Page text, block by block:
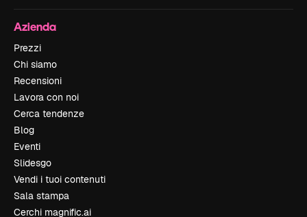
Azienda
Prezzi
Chi siamo
Recensioni
Lavora con noi
Cerca tendenze
Blog
Eventi
Slidesgo
Vendi i tuoi contenuti
Sala stampa
Cerchi magnific.ai